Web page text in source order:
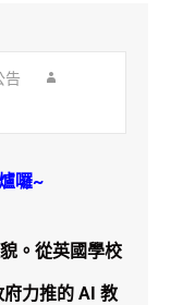
告
囉~
。從英國學校
力推的 AI 教